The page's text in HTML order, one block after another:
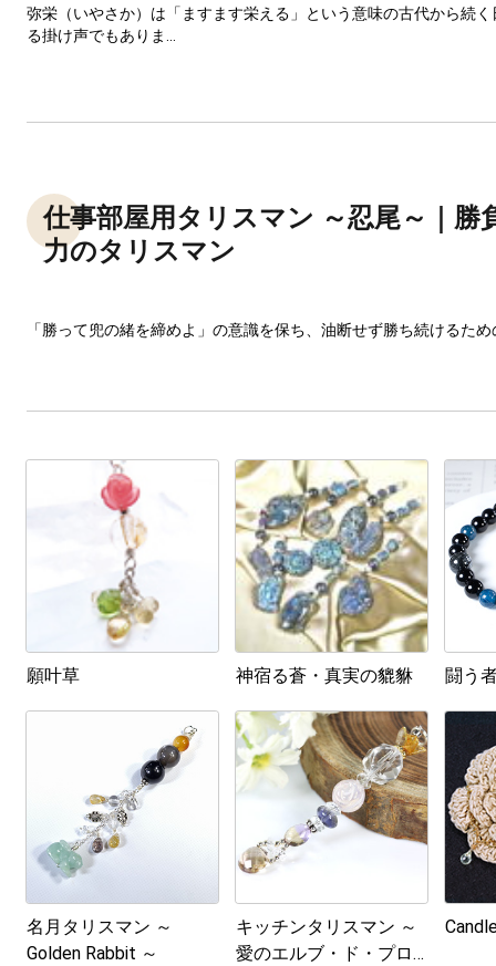
弥栄（いやさか）は「ますます栄える」という意味の古代から続
る掛け声でもありま...
仕事部屋用タリスマン ～忍尾～｜勝
力のタリスマン
「勝って兜の緒を締めよ」の意識を保ち、油断せず勝ち続けるた
願叶草 神宿る蒼・真実の貔貅 闘う
名月タリスマン ～
Golden Rabbit ～
キッチンタリスマン ～
愛のエルブ・ド・プロ